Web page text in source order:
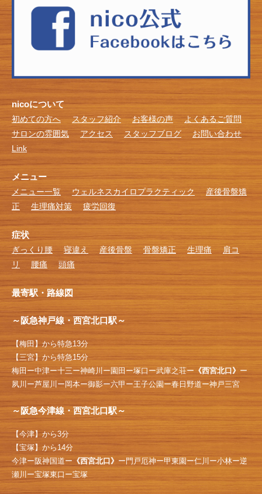
nicoについて
初めての方へ スタッフ紹介 お客様の声
よくあるご質問
サロンの雰囲気
アクセス スタッフブログ
お問い合わせ
Link
メニュー
メニュー一覧 ウェルネスカイロプラクティック
産後骨盤矯
正
生理痛対策 疲労回復
症状
ぎっくり腰 寝違え 産後骨盤 骨盤矯正 生理痛
肩コ
リ
腰痛 頭痛
最寄駅・路線図
～阪急神戸線・西宮北口駅～
【梅田】から特急13分
【三宮】から特急15分
梅田ー中津ー十三ー神崎川ー園田ー塚口ー武庫之荘ー 《西宮北口》 ー
夙川ー芦屋川ー岡本ー御影ー六甲ー王子公園ー春日野道ー神戸三宮
～阪急今津線・西宮北口駅～
【今津】から3分
【宝塚】から14分
今津ー阪神国道ー 《西宮北口》 ー門戸厄神ー甲東園ー仁川ー小林ー逆
瀬川ー宝塚東口ー宝塚